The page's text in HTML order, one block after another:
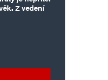
Z vedení